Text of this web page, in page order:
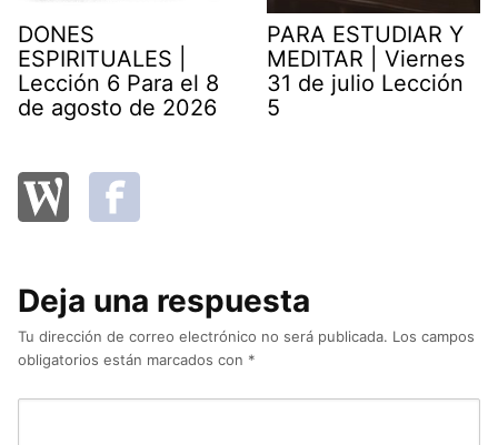
DONES
ESPIRITUALES |
Lección 6 Para el 8
de agosto de 2026
PARA ESTUDIAR Y
MEDITAR | Viernes
31 de julio Lección
5
Deja una respuesta
Tu dirección de correo electrónico no será publicada. Los campos
obligatorios están marcados con *